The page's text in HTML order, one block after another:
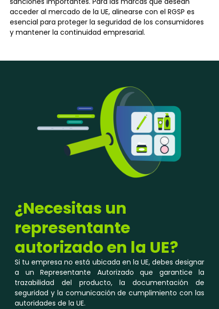
acceder al mercado de la UE, alinearse con el RGSP es
esencial para proteger la seguridad de los consumidores
y mantener la continuidad empresarial.
¿Necesitas un
representante
autorizado en la UE?
Si tu empresa no está ubicada en la UE, debes designar
a un Representante Autorizado que garantice la
trazabilidad del producto, la documentación de
seguridad y la comunicación de cumplimiento con las
autoridades de la UE.